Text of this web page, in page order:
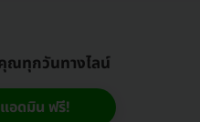
ทุกวันทางไลน์
อดมิน ฟรี!